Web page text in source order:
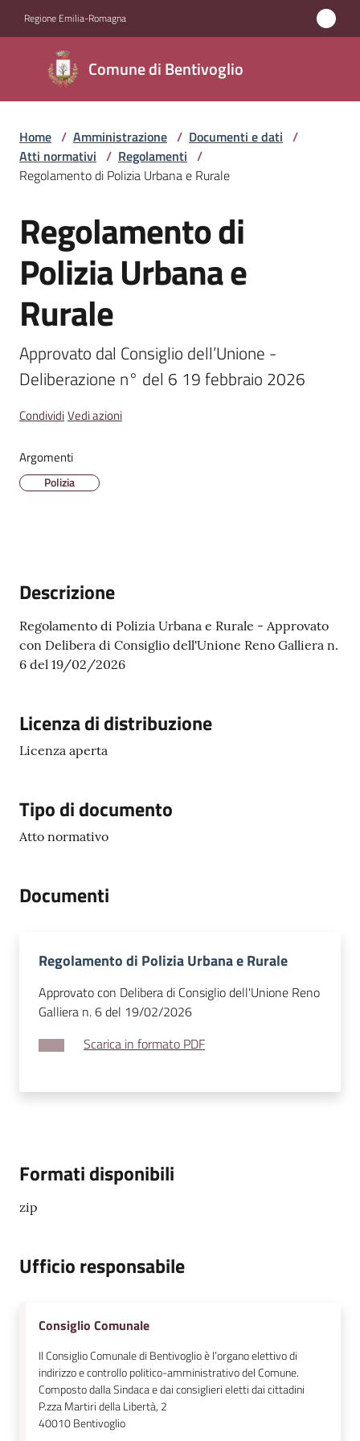
Regione Emilia-Romagna
Comune di Bentivoglio
Comune di
Bentivoglio
Amministrazione
Menu selezionato
Servizi
Vivere
Bentivoglio
Trasparente
A
l
t
o
r
i
o
n
l
i
Tutti
Home / Amministrazione / Documenti e dati /
Atti normativi / Regolamenti /
Regolamento di Polizia Urbana e Rurale
Salta al contenuto
Regolamento di
Polizia Urbana e
Rurale
Approvato dal Consiglio dell’Unione -
Deliberazione n° del 6 19 febbraio 2026
CondividiVedi azioni
Argomenti
Polizia
Descrizione
Regolamento di Polizia Urbana e Rurale - Approvato
con Delibera di Consiglio dell'Unione Reno Galliera n.
6 del 19/02/2026
Licenza di distribuzione
Licenza aperta
Tipo di documento
Atto normativo
Documenti
Regolamento di Polizia Urbana e Rurale
Approvato con Delibera di Consiglio dell'Unione Reno
Galliera n. 6 del 19/02/2026
Scarica in formato PDF
Formati disponibili
zip
Ufficio responsabile
Consiglio Comunale
Il Consiglio Comunale di Bentivoglio è l’organo elettivo di
indirizzo e controllo politico-amministrativo del Comune.
Composto dalla Sindaca e dai consiglieri eletti dai cittadini
P.zza Martiri della Libertà, 2
40010Bentivoglio